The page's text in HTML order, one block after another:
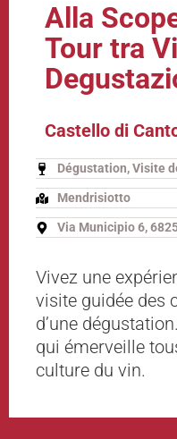
Alla
Tour tra
Castello di
Dégustation, Visite
Mendrisiotto
Via Municipio 6,
Vivez une
visite guidée des
d’une
qui émerveille
culture du vin.